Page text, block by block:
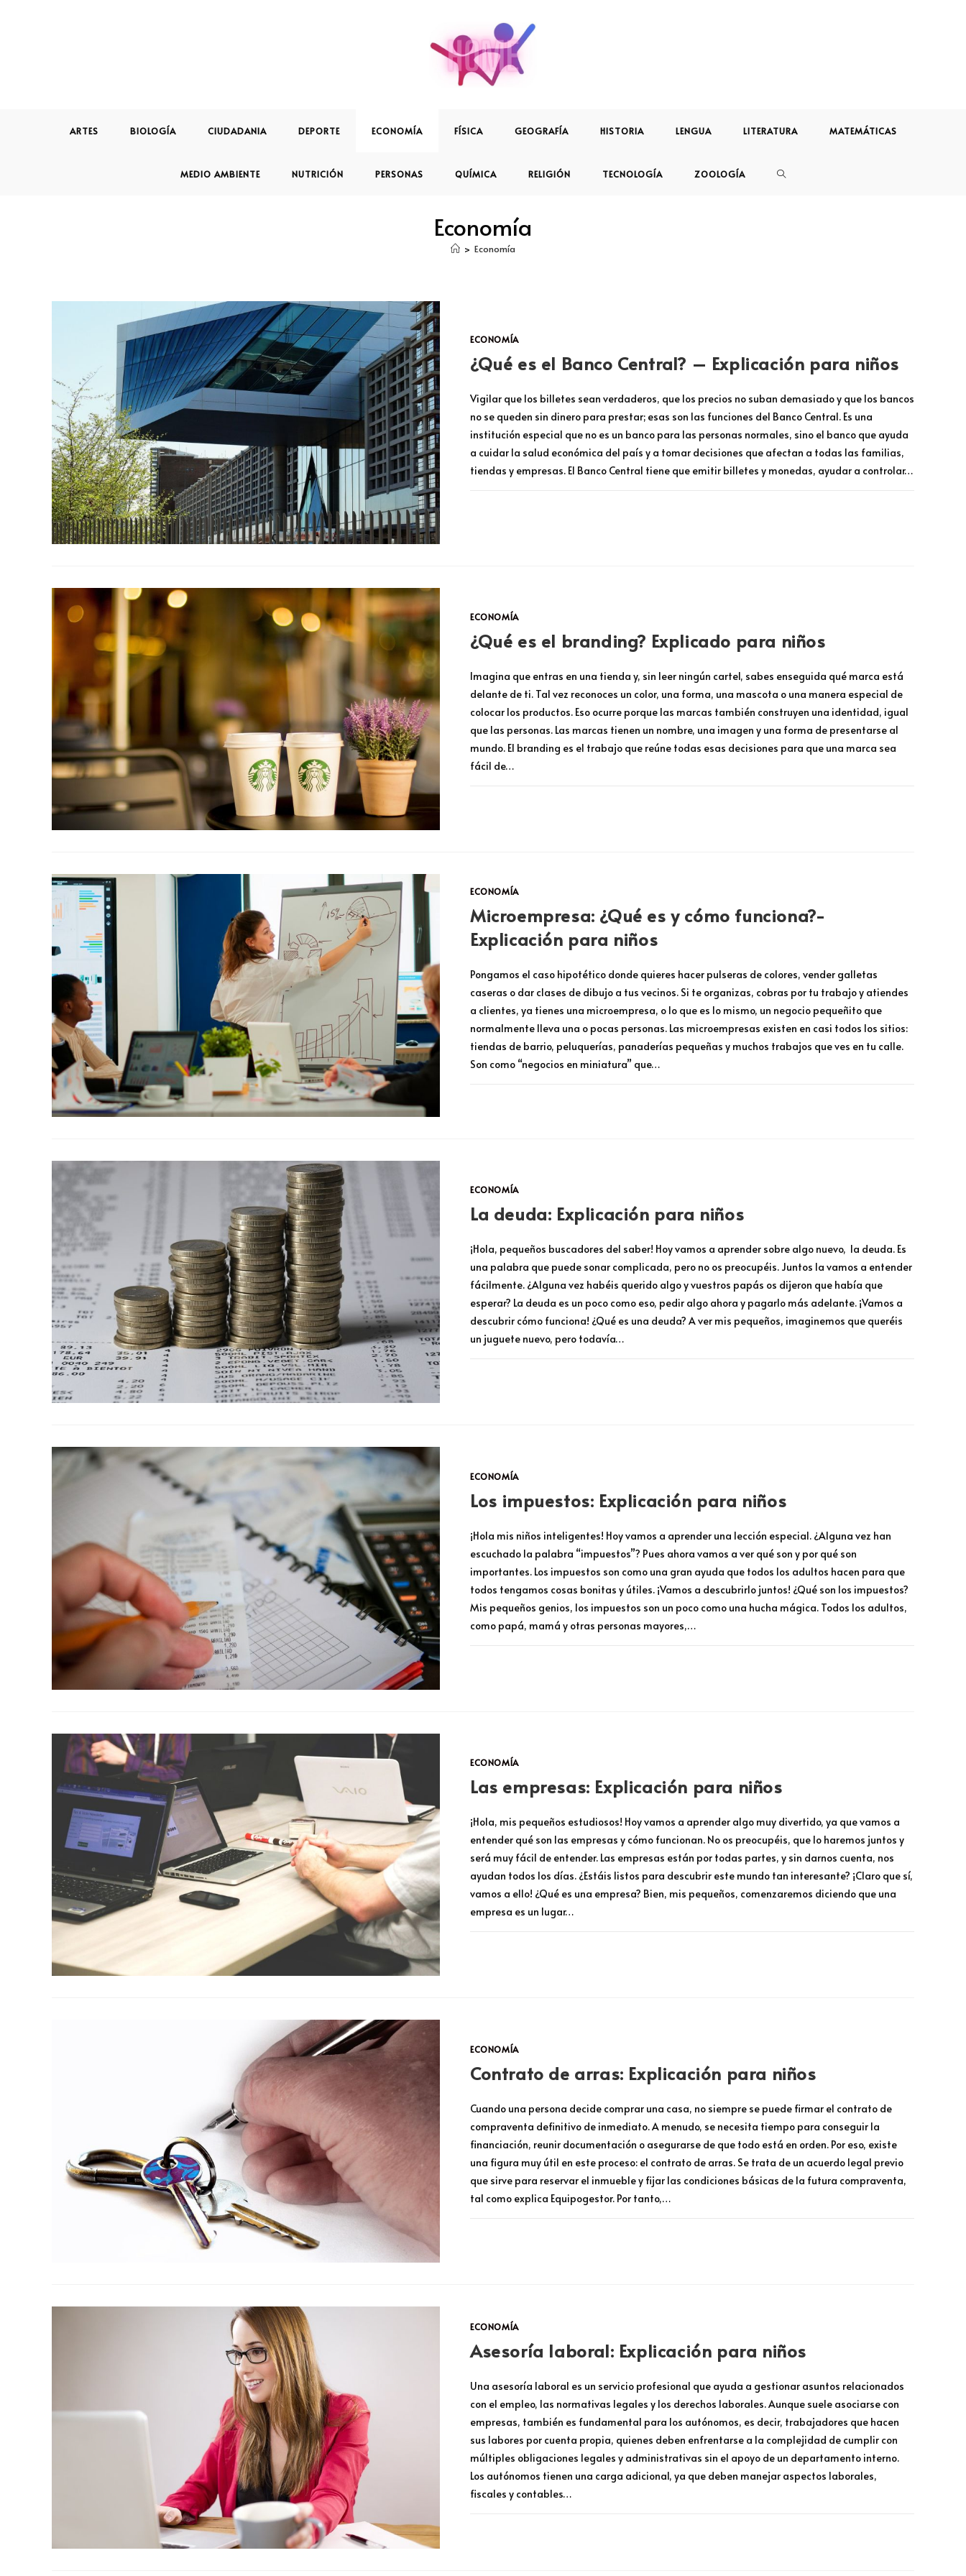
ARTES BIOLOGÍA CIUDADANIA DEPORTE ECONOMÍA FÍSICA GEOGRAFÍA HISTORIA LENGUA LITERATURA MATEMÁTICAS
MEDIO AMBIENTE NUTRICIÓN PERSONAS QUÍMICA RELIGIÓN TECNOLOGÍA ZOOLOGÍA
Economía
> Economía
ECONOMÍA
¿Qué es el Banco Central? – Explicación para niños
Vigilar que los billetes sean verdaderos, que los precios no suban demasiado y que los bancos
no se queden sin dinero para prestar; esas son las funciones del Banco Central. Es una
institución especial que no es un banco para las personas normales, sino el banco que ayuda
a cuidar la salud económica del país y a tomar decisiones que afectan a todas las familias,
tiendas y empresas. El Banco Central tiene que emitir billetes y monedas, ayudar a controlar…
ECONOMÍA
¿Qué es el branding? Explicado para niños
Imagina que entras en una tienda y, sin leer ningún cartel, sabes enseguida qué marca está
delante de ti. Tal vez reconoces un color, una forma, una mascota o una manera especial de
colocar los productos. Eso ocurre porque las marcas también construyen una identidad, igual
que las personas. Las marcas tienen un nombre, una imagen y una forma de presentarse al
mundo. El branding es el trabajo que reúne todas esas decisiones para que una marca sea
fácil de…
ECONOMÍA
Microempresa: ¿Qué es y cómo funciona?-
Explicación para niños
Pongamos el caso hipotético donde quieres hacer pulseras de colores, vender galletas
caseras o dar clases de dibujo a tus vecinos. Si te organizas, cobras por tu trabajo y atiendes
a clientes, ya tienes una microempresa, o lo que es lo mismo, un negocio pequeñito que
normalmente lleva una o pocas personas. Las microempresas existen en casi todos los sitios:
tiendas de barrio, peluquerías, panaderías pequeñas y muchos trabajos que ves en tu calle.
Son como “negocios en miniatura” que…
ECONOMÍA
La deuda: Explicación para niños
¡Hola, pequeños buscadores del saber! Hoy vamos a aprender sobre algo nuevo, la deuda. Es
una palabra que puede sonar complicada, pero no os preocupéis. Juntos la vamos a entender
fácilmente. ¿Alguna vez habéis querido algo y vuestros papás os dijeron que había que
esperar? La deuda es un poco como eso, pedir algo ahora y pagarlo más adelante. ¡Vamos a
descubrir cómo funciona! ¿Qué es una deuda? A ver mis pequeños, imaginemos que queréis
un juguete nuevo, pero todavía…
ECONOMÍA
Los impuestos: Explicación para niños
¡Hola mis niños inteligentes! Hoy vamos a aprender una lección especial. ¿Alguna vez han
escuchado la palabra “impuestos”? Pues ahora vamos a ver qué son y por qué son
importantes. Los impuestos son como una gran ayuda que todos los adultos hacen para que
todos tengamos cosas bonitas y útiles. ¡Vamos a descubrirlo juntos! ¿Qué son los impuestos?
Mis pequeños genios, los impuestos son un poco como una hucha mágica. Todos los adultos,
como papá, mamá y otras personas mayores,…
ECONOMÍA
Las empresas: Explicación para niños
¡Hola, mis pequeños estudiosos! Hoy vamos a aprender algo muy divertido, ya que vamos a
entender qué son las empresas y cómo funcionan. No os preocupéis, que lo haremos juntos y
será muy fácil de entender. Las empresas están por todas partes, y sin darnos cuenta, nos
ayudan todos los días. ¿Estáis listos para descubrir este mundo tan interesante? ¡Claro que sí,
vamos a ello! ¿Qué es una empresa? Bien, mis pequeños, comenzaremos diciendo que una
empresa es un lugar…
ECONOMÍA
Contrato de arras: Explicación para niños
Cuando una persona decide comprar una casa, no siempre se puede firmar el contrato de
compraventa definitivo de inmediato. A menudo, se necesita tiempo para conseguir la
financiación, reunir documentación o asegurarse de que todo está en orden. Por eso, existe
una figura muy útil en este proceso: el contrato de arras. Se trata de un acuerdo legal previo
que sirve para reservar el inmueble y fijar las condiciones básicas de la futura compraventa,
tal como explica Equipogestor. Por tanto,…
ECONOMÍA
Asesoría laboral: Explicación para niños
Una asesoría laboral es un servicio profesional que ayuda a gestionar asuntos relacionados
con el empleo, las normativas legales y los derechos laborales. Aunque suele asociarse con
empresas, también es fundamental para los autónomos, es decir, trabajadores que hacen
sus labores por cuenta propia, quienes deben enfrentarse a la complejidad de cumplir con
múltiples obligaciones legales y administrativas sin el apoyo de un departamento interno.
Los autónomos tienen una carga adicional, ya que deben manejar aspectos laborales,
fiscales y contables…